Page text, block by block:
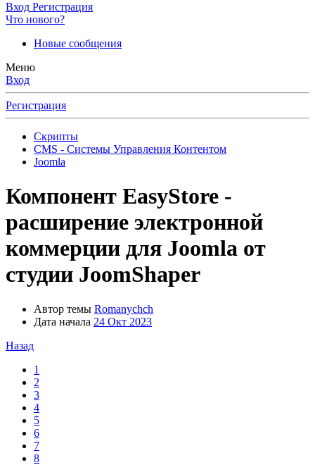
Вход Регистрация
Что нового?
Новые сообщения
Меню
Вход
Регистрация
Скрипты
CMS - Системы Управления Контентом
Joomla
Компонент EasyStore -
расширение электронной
коммерции для Joomla от
студии JoomShaper
Автор темы Romanychch
Дата начала 24 Окт 2023
Назад
1
2
3
4
5
6
7
8